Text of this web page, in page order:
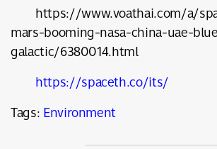
https://www.voathai.com/a/
mars-booming-nasa-china-uae-
galactic/6380014.html
https://spaceth.co/its/
Tags:Environment